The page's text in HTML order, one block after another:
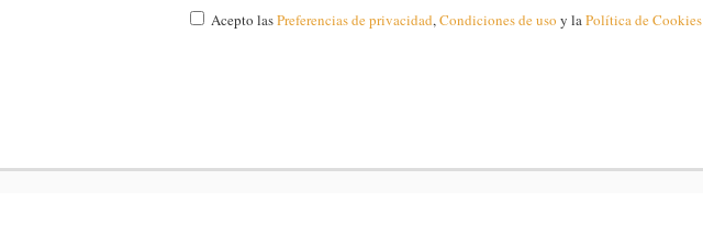
Acepto lasPreferencias de privacidad,Condiciones de usoy laPolítica de Cookies